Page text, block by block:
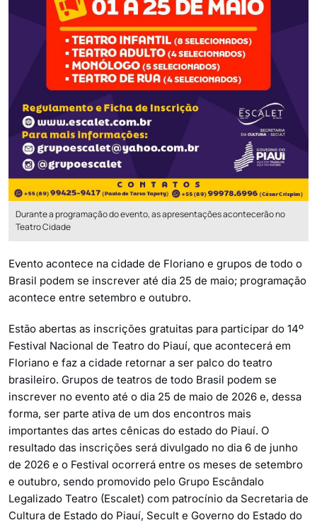
Durante a programação do evento, as apresentações acontecerão no
Teatro Cidade
Evento acontece na cidade de Floriano e grupos de todo o
Brasil podem se inscrever até dia 25 de maio; programação
acontece entre setembro e outubro.
Estão abertas as inscrições gratuitas para participar do 14º
Festival Nacional de Teatro do Piauí, que acontecerá em
Floriano e faz a cidade retornar a ser palco do teatro
brasileiro. Grupos de teatros de todo Brasil podem se
inscrever no evento até o dia 25 de maio de 2026 e, dessa
forma, ser parte ativa de um dos encontros mais
importantes das artes cênicas do estado do Piauí. O
resultado das inscrições será divulgado no dia 6 de junho
de 2026 e o Festival ocorrerá entre os meses de setembro
e outubro, sendo promovido pelo Grupo Escândalo
Legalizado Teatro (Escalet) com patrocínio da Secretaria de
Cultura de Estado do Piauí, Secult e Governo do Estado do